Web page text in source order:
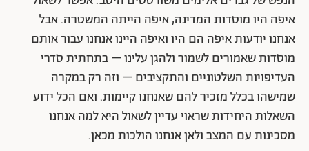
איפה היו מוסדות המדינה, איפה הייתה המשטרה. אבל
אנחנו יודעות איפה הם היו ואיפה היינו אנחנו עבור אותם
מוסדות שאמורים לשמור ולהגן עלינו – בתחתית סדרי
העדיפויות השלטוניים והתקציבים – וזה רק במקרה
שמישהו בכלל מזכיר להם שאנחנו קיימות. ואם הכל ידוע
השאלות היחידות שראוי עדיין לשאול היא למה אנחנו
מסכינות עם המצב ולאן אנחנו הולכות מכאן.